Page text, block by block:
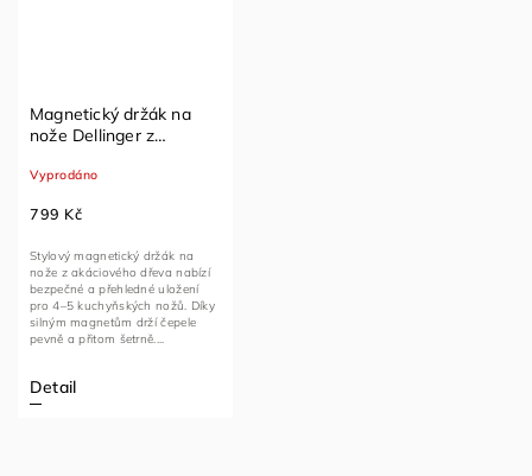
Magnetický držák na
nože Dellinger z
Vyprodáno
799 Kč
Detail
Stylový magnetický držák na
nože z akáciového dřeva nabízí
bezpečné a přehledné uložení
pro 4–5 kuchyňských nožů. Díky
silným magnetům drží čepele
pevně a přitom šetrně....